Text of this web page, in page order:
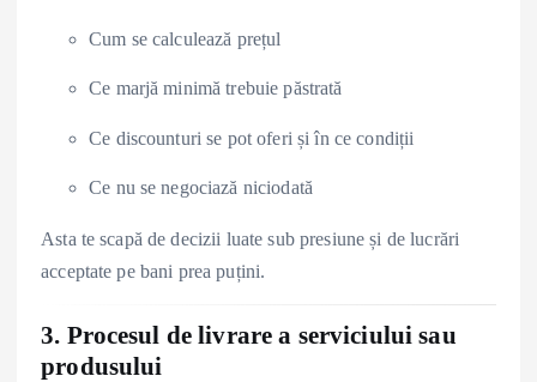
Cum se calculează prețul
Ce marjă minimă trebuie păstrată
Ce discounturi se pot oferi și în ce condiții
Ce nu se negociază niciodată
Asta te scapă de decizii luate sub presiune și de lucrări
acceptate pe bani prea puțini.
3. Procesul de livrare a serviciului sau
produsului